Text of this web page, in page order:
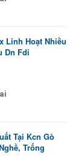
Linh Hoạt Nhiều
Dn Fdi
Tại Kcn Gò
Trống